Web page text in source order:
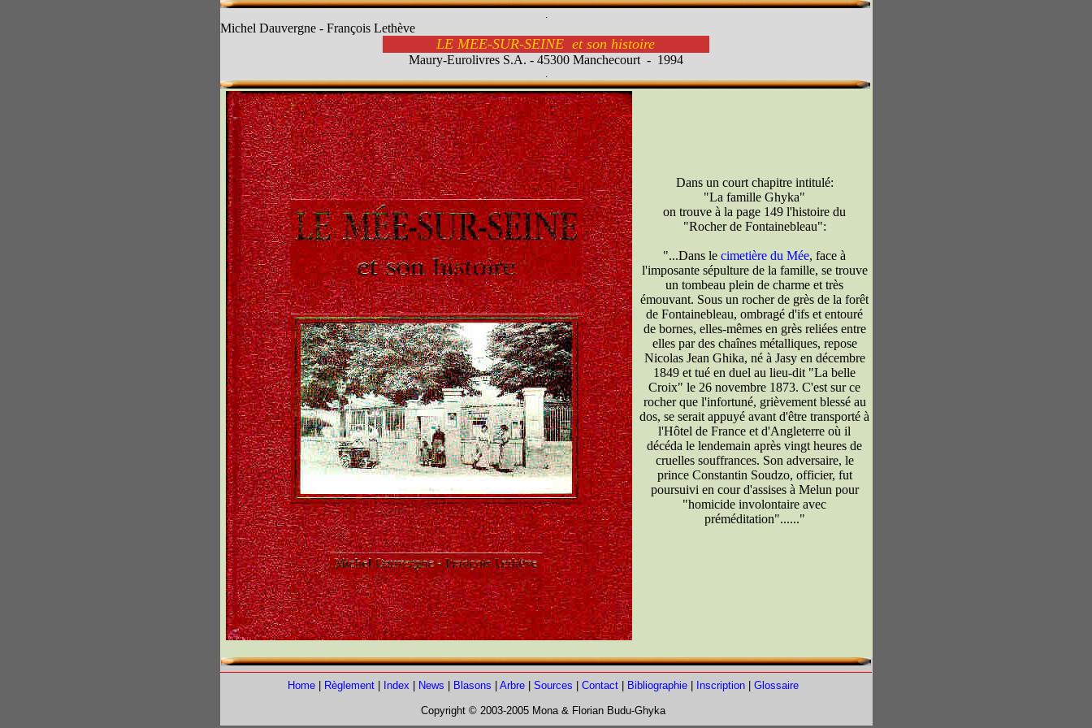
.
Michel Dauvergne - François Lethève
LE MEE-SUR-SEINE et son histoire
Maury-Eurolivres S.A. - 45300 Manchecourt - 1994
.
Dans un court chapitre intitulé:
"La famille Ghyka"
on trouve à la page 149 l'histoire du
"Rocher de Fontainebleau":
"...Dans le cimetière du Mée, face à
l'imposante sépulture de la famille, se trouve
un tombeau plein de charme et très
émouvant. Sous un rocher de grès de la forêt
de Fontainebleau, ombragé d'ifs et entouré
de bornes, elles-mêmes en grès reliées entre
elles par des chaînes métalliques, repose
Nicolas Jean Ghika, né à Jasy en décembre
1849 et tué en duel au lieu-dit "La belle
Croix" le 26 novembre 1873. C'est sur ce
rocher que l'infortuné, grièvement blessé au
dos, se serait appuyé avant d'être transporté à
l'Hôtel de France et d'Angleterre où il
décéda le lendemain après vingt heures de
cruelles souffrances. Son adversaire, le
prince Constantin Soudzo, officier, fut
poursuivi en cour d'assises à Melun pour
"homicide involontaire avec
préméditation"......"
Home| Règlement| Index News Blasons Arbre| Sources Contact| Bibliographie| Inscription| Glossaire
Copyright © 2003-2005 Mona & Florian Budu-Ghyka